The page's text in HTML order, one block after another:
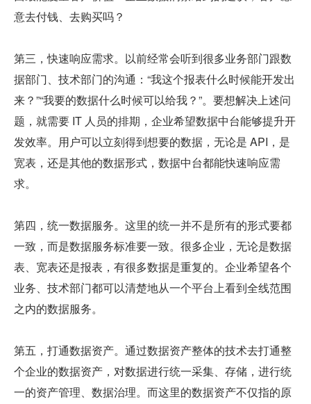
意去付钱、去购买吗？
第三，快速响应需求。以前经常会听到很多业务部门跟数
据部门、技术部门的沟通：“我这个报表什么时候能开发出
来？”“我要的数据什么时候可以给我？”。要想解决上述问
题，就需要 IT 人员的排期，企业希望数据中台能够提升开
发效率。用户可以立刻得到想要的数据，无论是 API，是
宽表，还是其他的数据形式，数据中台都能快速响应需
求。
第四，统一数据服务。这里的统一并不是所有的形式要都
一致，而是数据服务标准要一致。很多企业，无论是数据
表、宽表还是报表，有很多数据是重复的。企业希望各个
业务、技术部门都可以清楚地从一个平台上看到全线范围
之内的数据服务。
第五，打通数据资产。通过数据资产整体的技术去打通整
个企业的数据资产，对数据进行统一采集、存储，进行统
一的资产管理、数据治理。而这里的数据资产不仅指的原